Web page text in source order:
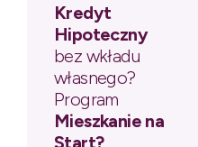
Kredyt
Hipoteczny
bez wkładu
własnego?
Program
Mieszkanie na
Start?